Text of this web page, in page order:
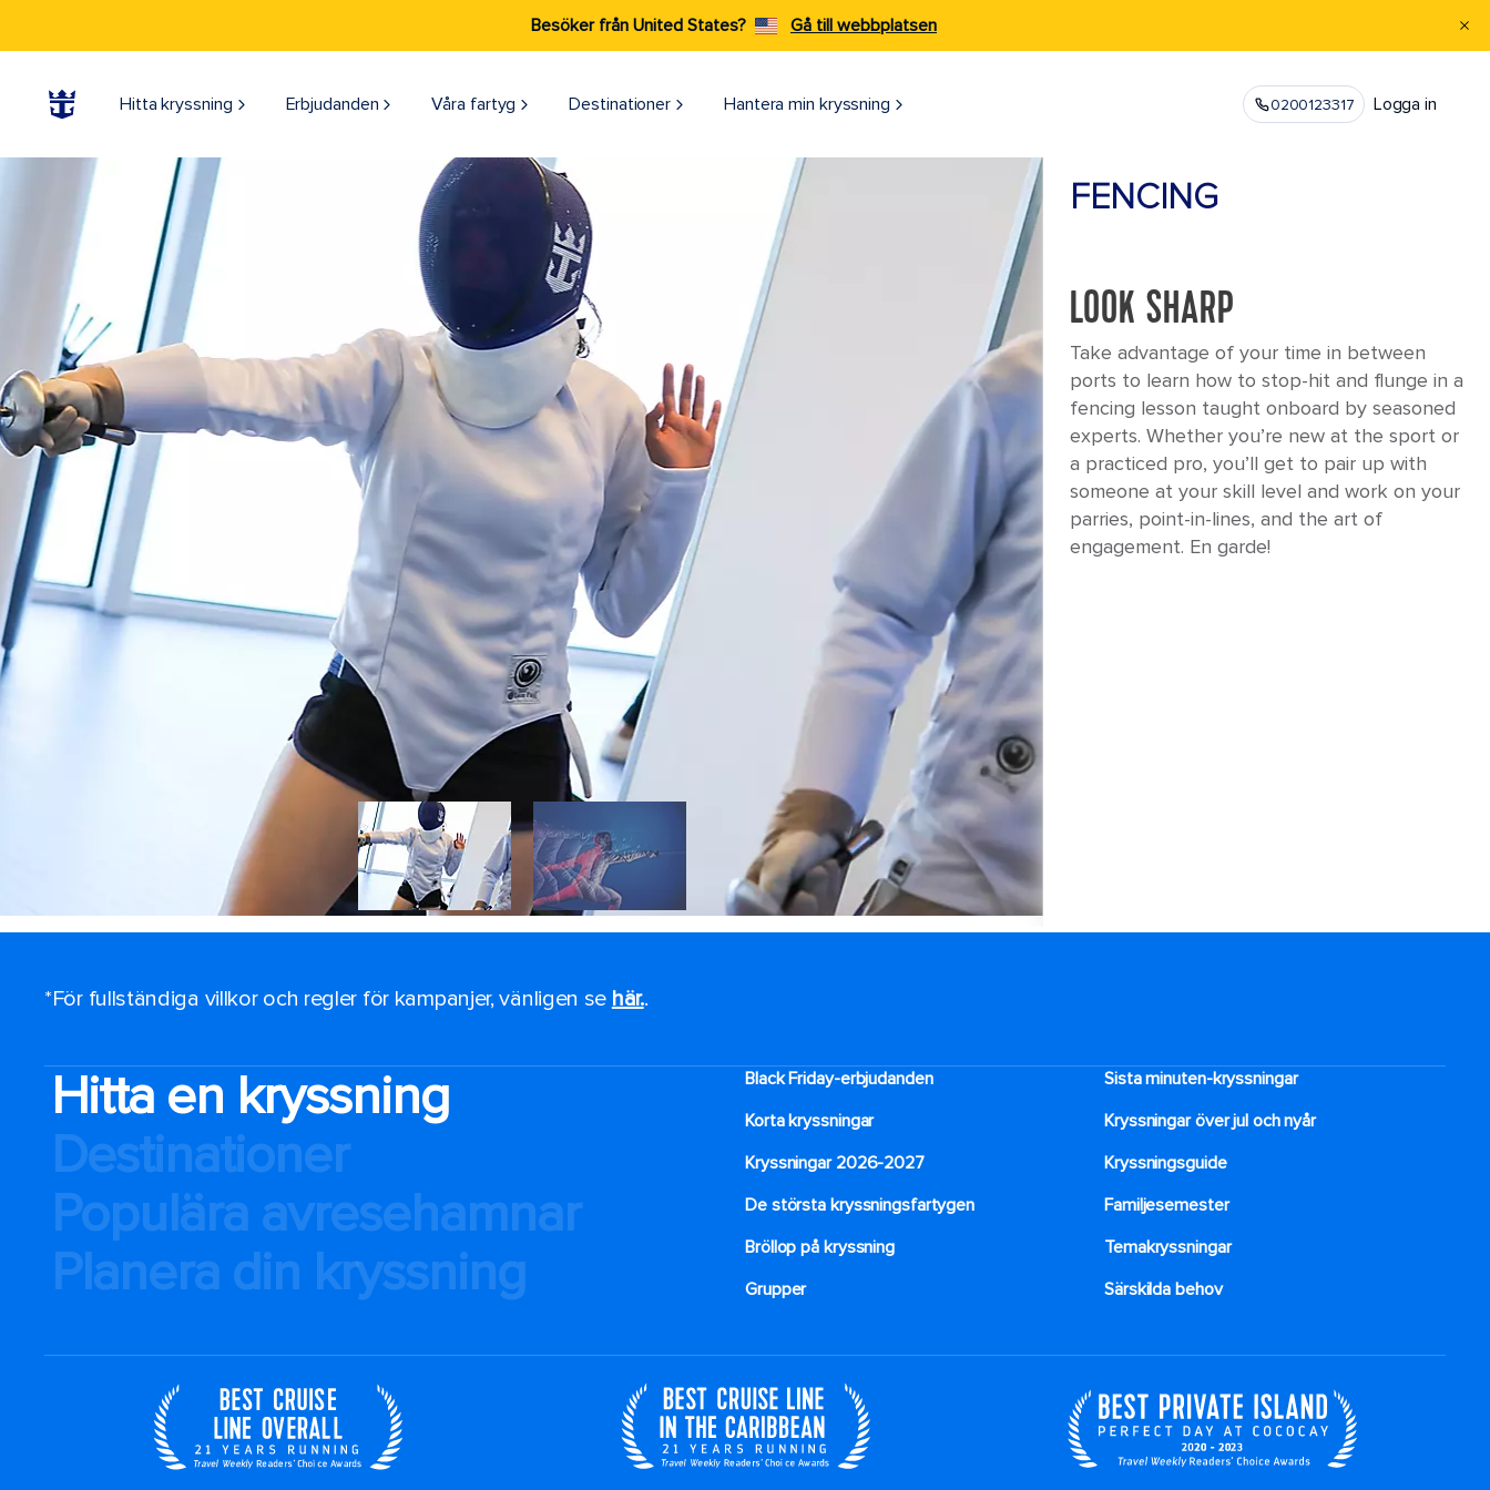
Besöker från United States? Gå till webbplatsen
Hitta kryssning Erbjudanden Våra fartyg Destinationer Hantera min kryssning 0200123317 Logga in
FENCING
LOOK SHARP
Take advantage of your time in between
ports to learn how to stop-hit and flunge in a
fencing lesson taught onboard by seasoned
experts. Whether you’re new at the sport or
a practiced pro, you’ll get to pair up with
someone at your skill level and work on your
parries, point-in-lines, and the art of
engagement. En garde!
*För fullständiga villkor och regler för kampanjer, vänligen se här..
Hitta en kryssning
Destinationer
Populära avresehamnar
Planera din kryssning
Black Friday-erbjudanden
Sista minuten-kryssningar
Korta kryssningar
Kryssningar över jul och nyår
Kryssningar 2026-2027
Kryssningsguide
De största kryssningsfartygen
Familjesemester
Bröllop på kryssning
Temakryssningar
Grupper
Särskilda behov